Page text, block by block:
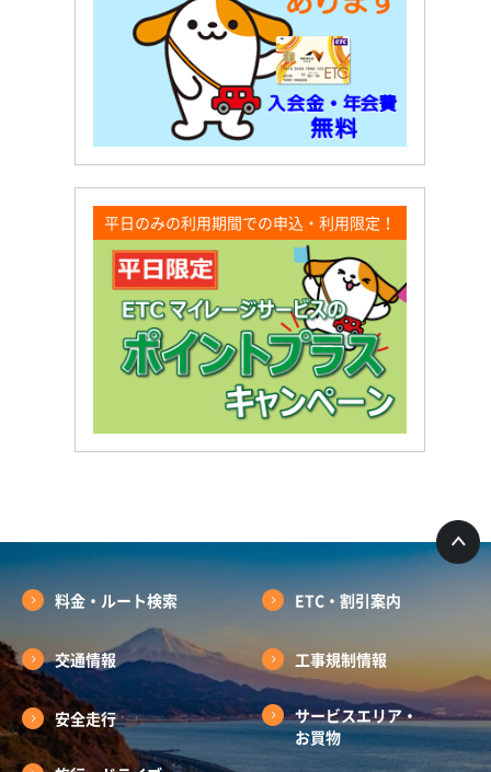
平日のみの利用期間での申込・利用限定！
料金・ルート検索 ETC・割引案内
交通情報 工事規制情報
安全走行
サービスエリア・
お買物